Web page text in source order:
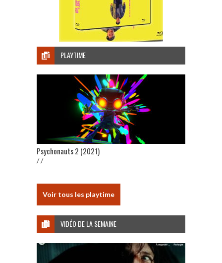
PLAYTIME
Psychonauts 2 (2021)
/ /
Voir tous les playtime
VIDÉO DE LA SEMAINE